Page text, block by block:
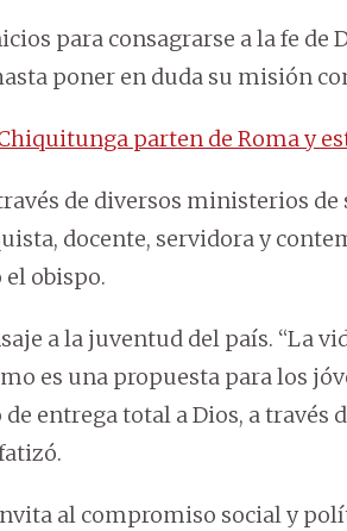
para consagrarse a la fe de
poner en duda su misión
parten de Roma y
de diversos ministerios
docente, servidora y
obispo.
a la juventud del país. “La
es una propuesta para los
entrega total a Dios, a través
al compromiso social y